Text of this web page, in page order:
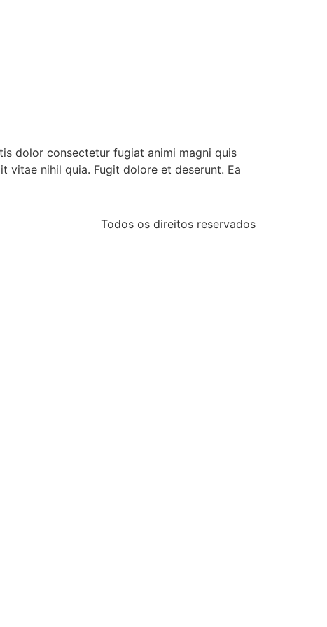
dolor consectetur fugiat animi magni quis
vitae nihil quia. Fugit dolore et deserunt. Ea
Todos os direitos reservados